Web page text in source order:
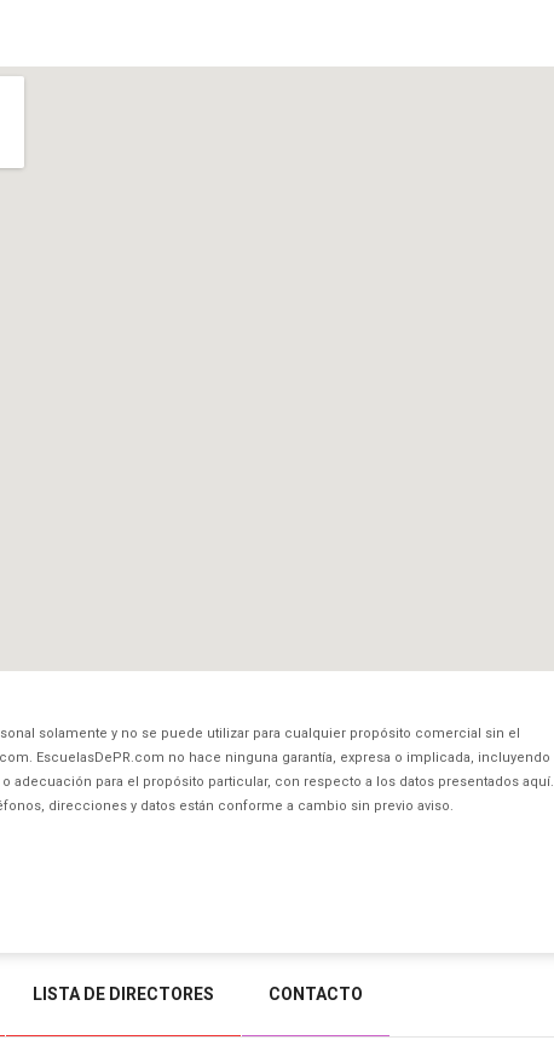
solamente y no se puede utilizar para cualquier propósito comercial sin el
EscuelasDePR.com no hace ninguna garantía, expresa o implicada, incluyendo
adecuación para el propósito particular, con respecto a los datos presentados aquí.
direcciones y datos están conforme a cambio sin previo aviso.
LISTA DE DIRECTORES CONTACTO